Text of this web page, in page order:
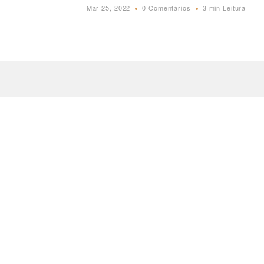
Mar 25, 2022 0 Comentários 3 min Leitura